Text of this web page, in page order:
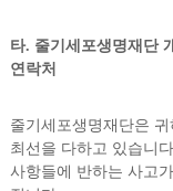
타. 줄기세포생명재단
연락처
줄기세포생명재단은
최선을 다하고 있습니
사항들에 반하는 사고